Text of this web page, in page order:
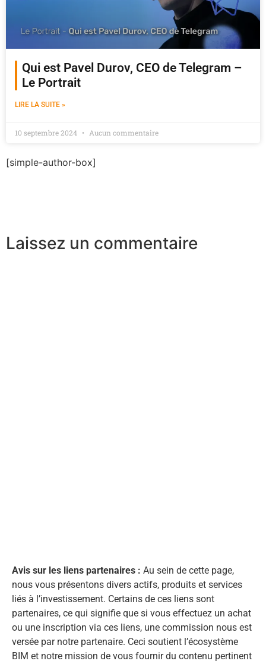
Qui est Pavel Durov, CEO de Telegram –
Le Portrait
LIRE LA SUITE »
10 septembre 2024 Aucun commentaire
[simple-author-box]
Laissez un commentaire
Avis sur les liens partenaires : Au sein de cette page,
nous vous présentons divers actifs, produits et services
liés à l’investissement. Certains de ces liens sont
partenaires, ce qui signifie que si vous effectuez un achat
ou une inscription via ces liens, une commission nous est
versée par notre partenaire. Ceci soutient l’écosystème
BIM et notre mission de vous fournir du contenu pertinent